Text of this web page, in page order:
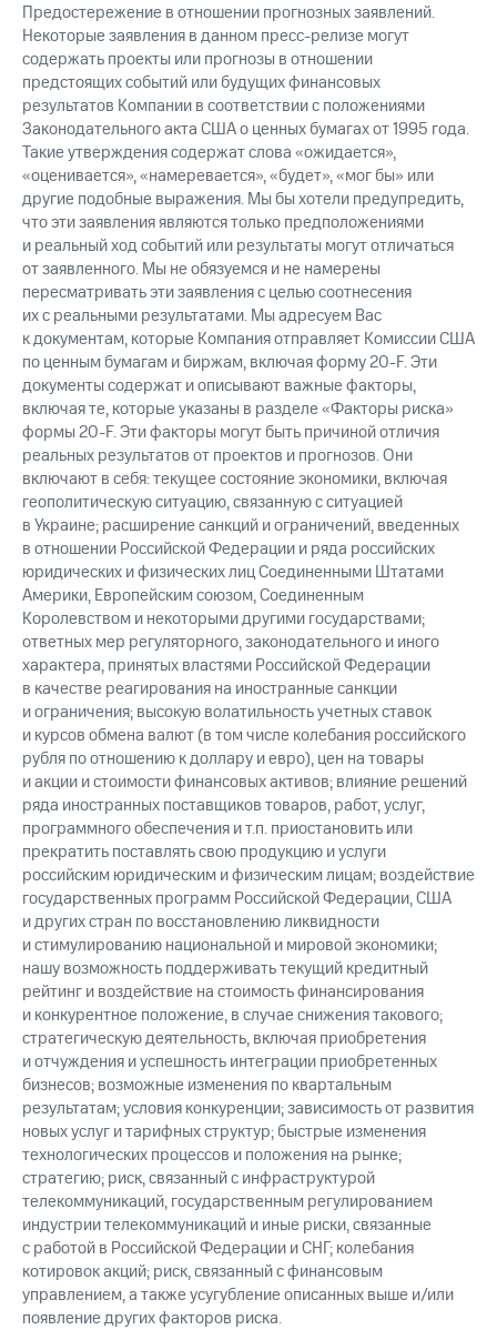
Предостережение в отношении прогнозных заявлений.
Некоторые заявления в данном пресс-релизе могут
содержать проекты или прогнозы в отношении
предстоящих событий или будущих финансовых
результатов Компании в соответствии с положениями
Законодательного акта США о ценных бумагах от 1995 года.
Такие утверждения содержат слова «ожидается»,
«оценивается», «намеревается», «будет», «мог бы» или
другие подобные выражения. Мы бы хотели предупредить,
что эти заявления являются только предположениями
и реальный ход событий или результаты могут отличаться
от заявленного. Мы не обязуемся и не намерены
пересматривать эти заявления с целью соотнесения
их с реальными результатами. Мы адресуем Вас
к документам, которые Компания отправляет Комиссии США
по ценным бумагам и биржам, включая форму20-F.Эти
документы содержат и описывают важные факторы,
включая те, которые указаны в разделе «Факторы риска»
формы20-F.Эти факторы могут быть причиной отличия
реальных результатов от проектов и прогнозов. Они
включают в себя: текущее состояние экономики, включая
геополитическую ситуацию, связанную с ситуацией
в Украине; расширение санкций и ограничений, введенных
в отношении Российской Федерации и ряда российских
юридических и физических лиц Соединенными Штатами
Америки, Европейским союзом, Соединенным
Королевством и некоторыми другими государствами;
ответных мер регуляторного, законодательного и иного
характера, принятых властями Российской Федерации
в качестве реагирования на иностранные санкции
и ограничения; высокую волатильность учетных ставок
и курсов обмена валют (в том числе колебания российского
рубля по отношению к доллару и евро), цен на товары
и акции и стоимости финансовых активов; влияние решений
ряда иностранных поставщиков товаров, работ, услуг,
программного обеспечения и т.п. приостановить или
прекратить поставлять свою продукцию и услуги
российским юридическим и физическим лицам; воздействие
государственных программ Российской Федерации, США
и других стран по восстановлению ликвидности
и стимулированию национальной и мировой экономики;
нашу возможность поддерживать текущий кредитный
рейтинг и воздействие на стоимость финансирования
и конкурентное положение, в случае снижения такового;
стратегическую деятельность, включая приобретения
и отчуждения и успешность интеграции приобретенных
бизнесов; возможные изменения по квартальным
результатам; условия конкуренции; зависимость от развития
новых услуг и тарифных структур; быстрые изменения
технологических процессов и положения на рынке;
стратегию; риск, связанный с инфраструктурой
телекоммуникаций, государственным регулированием
индустрии телекоммуникаций и иные риски, связанные
с работой в Российской Федерации и СНГ; колебания
котировок акций; риск, связанный с финансовым
управлением, а также усугубление описанных выше и/или
появление других факторов риска.